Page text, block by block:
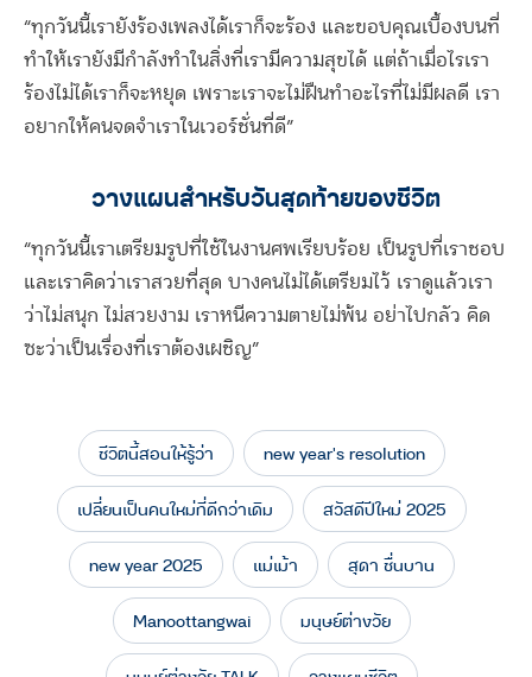
“ทุกวันนี้เรายังร้องเพลงได้เราก็จะร้อง และขอบคุณเบื้องบนที่
ทำให้เรายังมีกำลังทำในสิ่งที่เรามีความสุขได้ แต่ถ้าเมื่อไรเรา
ร้องไม่ได้เราก็จะหยุด เพราะเราจะไม่ฝืนทำอะไรที่ไม่มีผลดี เรา
อยากให้คนจดจำเราในเวอร์ชั่นที่ดี”
วางแผนสำหรับวันสุดท้ายของชีวิต
“ทุกวันนี้เราเตรียมรูปที่ใช้ในงานศพเรียบร้อย เป็นรูปที่เราชอบ
และเราคิดว่าเราสวยที่สุด บางคนไม่ได้เตรียมไว้ เราดูแล้วเรา
ว่าไม่สนุก ไม่สวยงาม เราหนีความตายไม่พ้น อย่าไปกลัว คิด
ซะว่าเป็นเรื่องที่เราต้องเผชิญ”
ชีวิตนี้สอนให้รู้ว่า new year's resolution
เปลี่ยนเป็นคนใหม่ที่ดีกว่าเดิม สวัสดีปีใหม่ 2025
new year 2025 แม่เม้า สุดา ชื่นบาน
Manoottangwai มนุษย์ต่างวัย